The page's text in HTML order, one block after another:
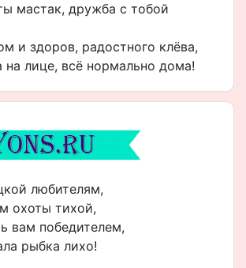
мастак, дружба с тобой
и здоров, радостного клёва,
на лице, всё нормально дома!
любителям,
охоты тихой,
вам победителем,
рыбка лихо!